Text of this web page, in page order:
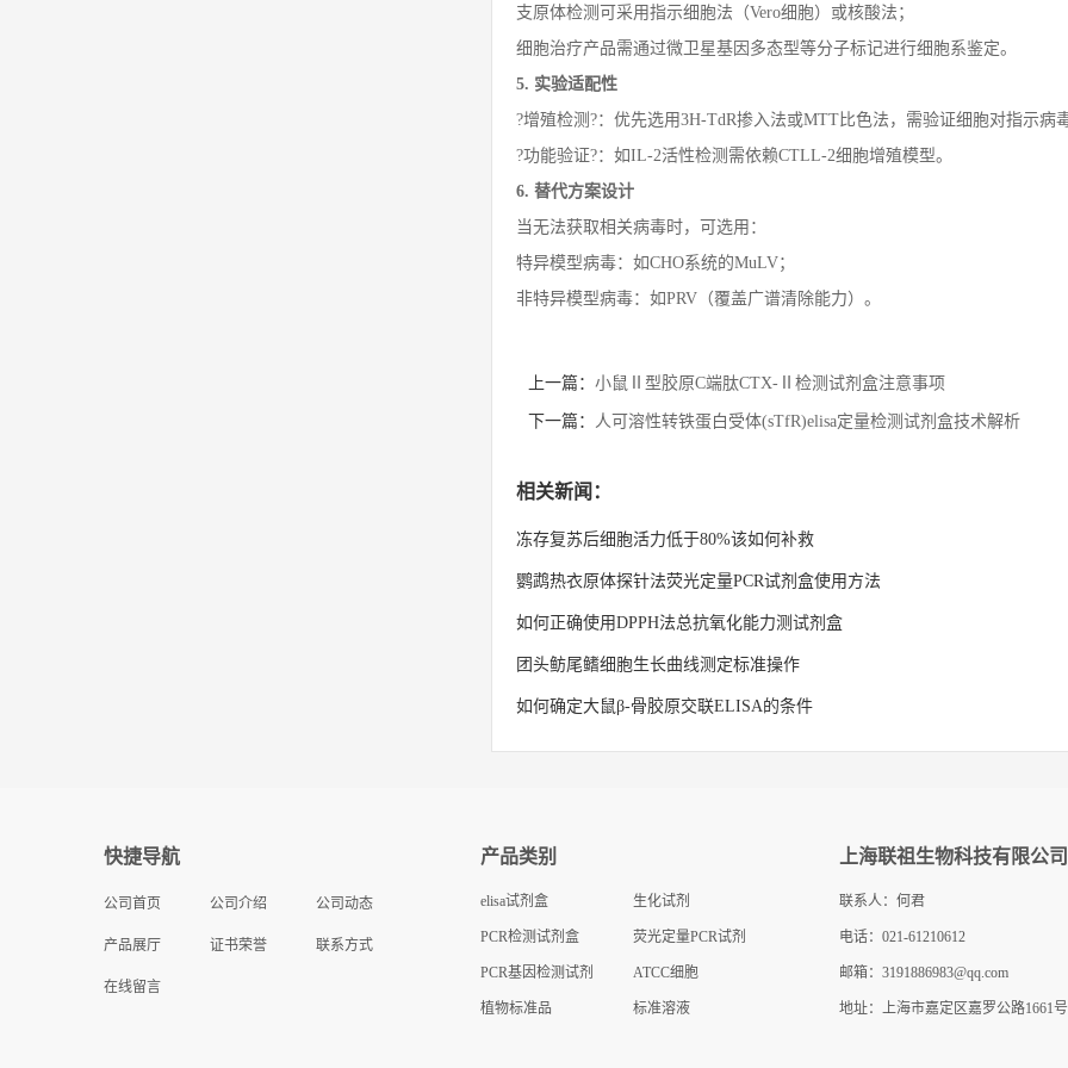
支原体检测可采用指示细胞法（Vero细胞）或核酸法；
细胞治疗产品需通过微卫星基因多态型等分子标记进行细胞系鉴定。
5. 实验适配性
?增殖检测?：优先选用3H-TdR掺入法或MTT比色法，需验证细胞对指示病
?功能验证?：如IL-2活性检测需依赖CTLL-2细胞增殖模型。
6. 替代方案设计
当无法获取相关病毒时，可选用：
特异模型病毒：如CHO系统的MuLV；
非特异模型病毒：如PRV（覆盖广谱清除能力）。
上一篇： 小鼠Ⅱ型胶原C端肽CTX-Ⅱ检测试剂盒注意事项
下一篇： 人可溶性转铁蛋白受体(sTfR)elisa定量检测试剂盒技术解析
相关新闻：
冻存复苏后细胞活力低于80%该如何补救
鹦鹉热衣原体探针法荧光定量PCR试剂盒使用方法
如何正确使用DPPH法总抗氧化能力测试剂盒
团头鲂尾鳍细胞生长曲线测定标准操作
如何确定大鼠β-骨胶原交联ELISA的条件
快捷导航
公司首页 公司介绍 公司动态
产品展厅 证书荣誉 联系方式
在线留言
产品类别
elisa试剂盒 生化试剂
PCR检测试剂盒 荧光定量PCR试剂
盒
PCR基因检测试剂
盒
ATCC细胞
植物标准品 标准溶液
上海联祖生物科技有限公司
联系人：何君
电话：021-61210612
邮箱： 3191886983@qq.com
地址：上海市嘉定区嘉罗公路1661号